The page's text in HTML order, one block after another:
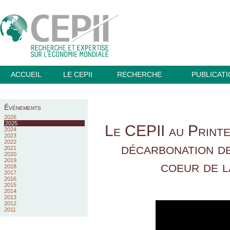
ACCUEIL LE CEPII RECHERCHE
Événements
2026
2025
2024
2023
2022
2021
2020
2019
2018
2017
2016
2015
2014
2013
2012
2011
Le CEPII au
décarbonation
coeur de